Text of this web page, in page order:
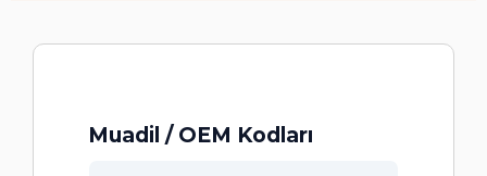
Muadil / OEM Kodları